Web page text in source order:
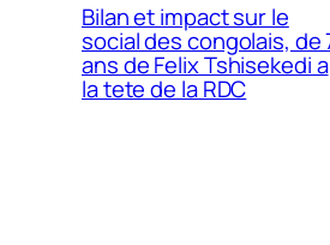
Bilan et impact sur le
social des congolais, de
ans de Felix Tshisekedi a
la tete de la RDC